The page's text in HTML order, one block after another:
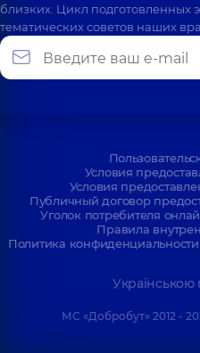
близких. Цикл подготовленных
тематических советов наших
Условия
Условия
Публичный договор
Уголок потребителя
Правила
Политика
МС «Добробут» 2012 -